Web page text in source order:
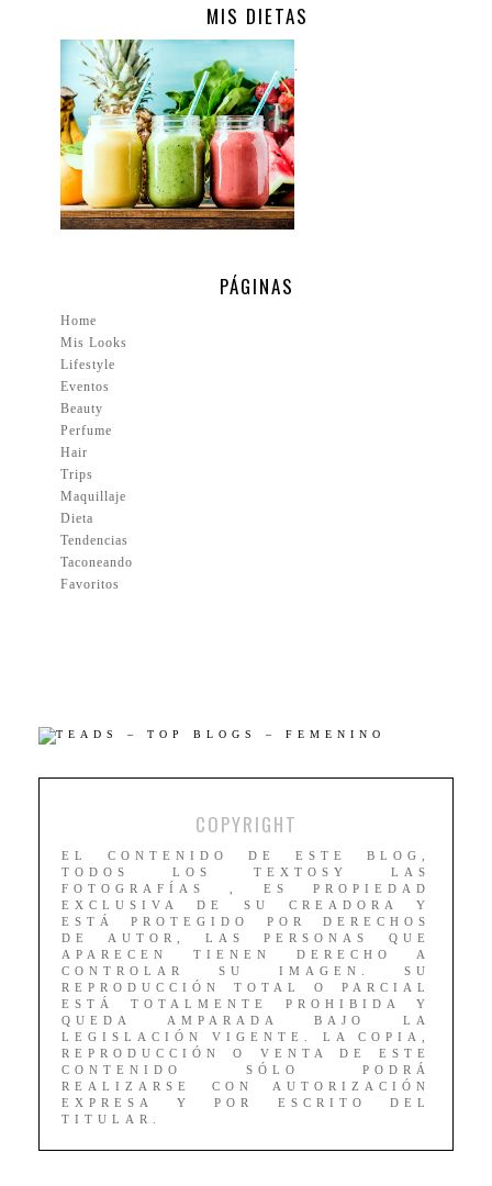
MIS DIETAS
PÁGINAS
Home
Mis Looks
Lifestyle
Eventos
Beauty
Perfume
Hair
Trips
Maquillaje
Dieta
Tendencias
Taconeando
Favoritos
COPYRIGHT
EL CONTENIDO DE ESTE BLOG,
TODOS LOS TEXTOSY LAS
FOTOGRAFÍAS , ES PROPIEDAD
EXCLUSIVA DE SU CREADORA Y
ESTÁ PROTEGIDO POR DERECHOS
DE AUTOR, LAS PERSONAS QUE
APARECEN TIENEN DERECHO A
CONTROLAR SU IMAGEN. SU
REPRODUCCIÓN TOTAL O PARCIAL
ESTÁ TOTALMENTE PROHIBIDA Y
QUEDA AMPARADA BAJO LA
LEGISLACIÓN VIGENTE. LA COPIA,
REPRODUCCIÓN O VENTA DE ESTE
CONTENIDO SÓLO PODRÁ
REALIZARSE CON AUTORIZACIÓN
EXPRESA Y POR ESCRITO DEL
TITULAR.